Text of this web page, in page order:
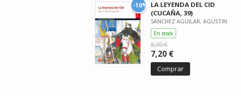
-10%
LA LEYENDA DEL CID
(CUCAÑA, 39)
SANCHEZ AGUILAR, AGUSTIN
En stock
8,00 €
7,20 €
Comprar